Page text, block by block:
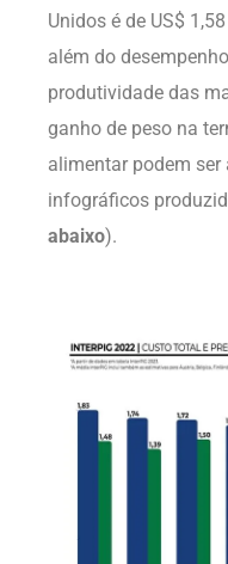
Unidos é de US$
além do
produtividade das
ganho de peso na
alimentar podem
infográficos
abaixo).